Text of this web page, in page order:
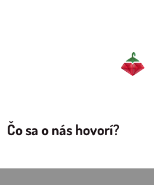
Čo sa o nás hovorí?